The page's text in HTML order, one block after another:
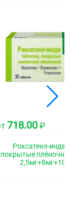
718.00 ₽
Роксатенз-инда
покрытые